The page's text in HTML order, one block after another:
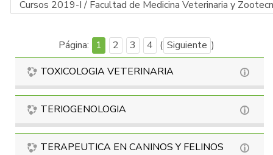
Página: 1 2 3 4 ( Siguiente )
TOXICOLOGIA VETERINARIA
TERIOGENOLOGIA
TERAPEUTICA EN CANINOS Y FELINOS